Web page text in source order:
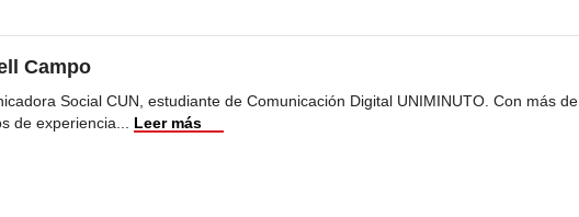
Campo
Social CUN, estudiante de Comunicación Digital UNIMINUTO. Con más de
de experiencia
Leer más